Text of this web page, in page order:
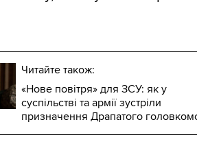
Читайте також:
«Нове повітря» для ЗСУ: як у
суспільстві та армії зустріли
призначення Драпатого